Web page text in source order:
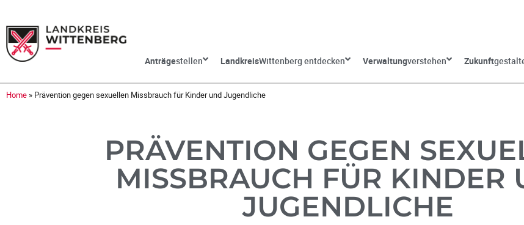
Anträgestellen LandkreisWittenberg entdecken Verwaltungverstehen Zukunft
Home » Prävention gegen sexuellen Missbrauch für Kinder und Jugendliche
PRÄVENTION GEGEN
MISSBRAUCH FÜR KINDER
JUGENDLICHE